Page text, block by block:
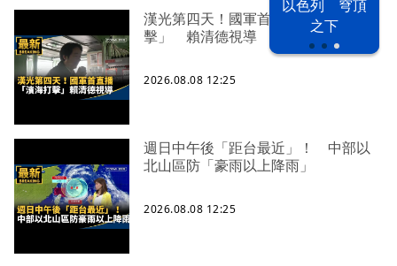
漢光42演習 台股投資熱
以色列 穹頂
之下
漢光第四天！國軍首直播「濱海打
擊」 賴清德視導
2026.08.08 12:25
週日中午後「距台最近」！ 中部以
北山區防「豪雨以上降雨」
2026.08.08 12:25